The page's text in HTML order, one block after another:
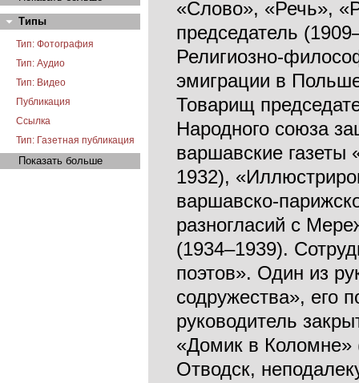
Типы
Тип: Фотография
Тип: Аудио
Тип: Видео
Публикация
Ссылка
Тип: Газетная публикация
Показать больше
«Слово», «Речь»,
председатель
Религиозно-
эмиграции в
Товарищ
Народного союза
варшавские газеты
1932),
варшавско-
разногласий с
(1934–1939).
поэтов». Один из
содружества», его
руководитель
«Домик в Коломне»
Отводск,